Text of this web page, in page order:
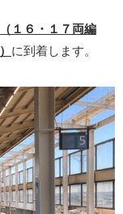
１６・１７両編
に到着します。